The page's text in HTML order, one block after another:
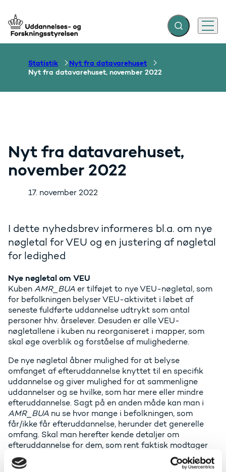
Gå til forsiden Fold søgefelt ud
Menu
Statistik
Nyt fra datavarehuset
Nyt fra datavarehuset, november 2022
Nyt fra datavarehuset,
november 2022
17. november 2022
I dette nyhedsbrev informeres bl.a. om nye
nøgletal for VEU og en justering af nøgletal
for ledighed
Nye nøgletal om VEU
Kuben AMR_BUA er tilføjet to nye VEU-nøgletal, som
for befolkningen belyser VEU-aktivitet i løbet af
seneste fuldførte uddannelse udtrykt som antal
personer hhv. årselever. Desuden er alle VEU-
nøgletallene i kuben nu reorganiseret i mapper, som
skal øge overblik og forståelse af mulighederne.
De nye nøgletal åbner mulighed for at belyse
omfanget af efteruddannelse knyttet til en specifik
uddannelse og giver mulighed for at sammenligne
uddannelser og se hvilke, som har mere eller mindre
efteruddannelse. Sagt på en anden måde kan man i
AMR_BUA nu se hvor mange i befolkningen, som
får/ikke får efteruddannelse, herunder det generelle
omfang. Skal man herefter kende detaljer om
efteruddannelse for dem, som rent faktisk modtager
den – dvs. se de specifikke kurser ift. seneste fuldførte
uddannelse – skal man fortsat bruge kubenVEUbasis.